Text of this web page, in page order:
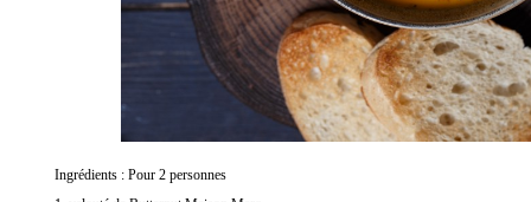
Ingrédients : Pour 2 personnes